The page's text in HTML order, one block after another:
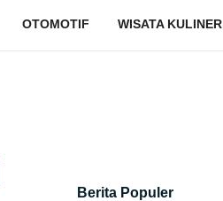
OTOMOTIF WISATA KULINER
Berita Populer